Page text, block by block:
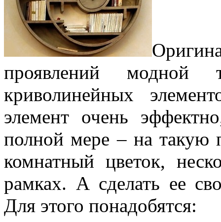
проявлений модной
криволинейных
элемент очень
полной мере – на такую
комнатный цветок,
рамках. А сделать ее
Для этого понадобятся: